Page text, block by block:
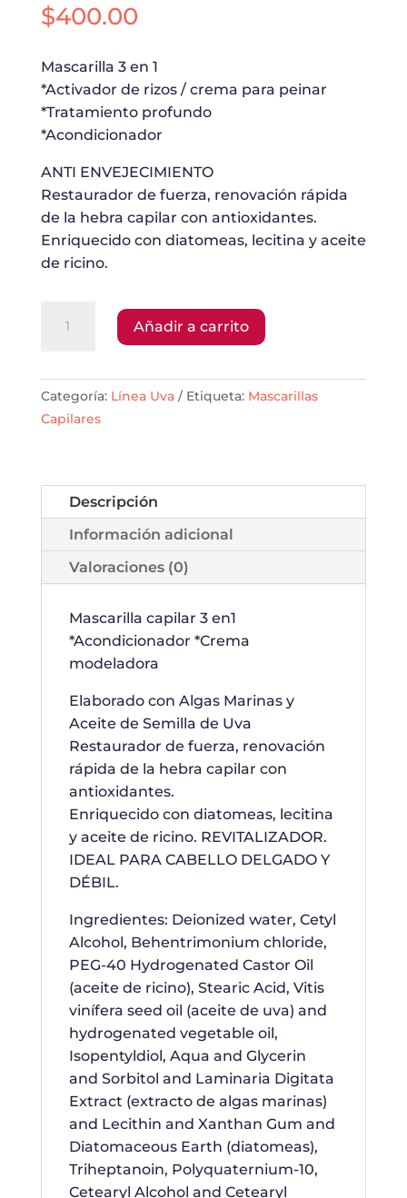
$400.00
Mascarilla 3 en 1
*Activador de rizos / crema para peinar
*Tratamiento profundo
*Acondicionador
ANTI ENVEJECIMIENTO
Restaurador de fuerza, renovación rápida
de la hebra capilar con antioxidantes.
Enriquecido con diatomeas, lecitina y aceite
de ricino.
Hidratante
cantidad
Añadir a carrito
Categoría: Línea Uva Etiqueta: Mascarillas
Capilares
Descripción
Información adicional
Valoraciones (0)
Mascarilla capilar 3 en1
*Acondicionador *Crema
modeladora
Elaborado con Algas Marinas y
Aceite de Semilla de Uva
Restaurador de fuerza, renovación
rápida de la hebra capilar con
antioxidantes.
Enriquecido con diatomeas, lecitina
y aceite de ricino. REVITALIZADOR.
IDEAL PARA CABELLO DELGADO Y
DÉBIL.
Ingredientes: Deionized water, Cetyl
Alcohol, Behentrimonium chloride,
PEG-40 Hydrogenated Castor Oil
(aceite de ricino), Stearic Acid, Vitis
vinífera seed oil (aceite de uva) and
hydrogenated vegetable oil,
Isopentyldiol, Aqua and Glycerin
and Sorbitol and Laminaria Digitata
Extract (extracto de algas marinas)
and Lecithin and Xanthan Gum and
Diatomaceous Earth (diatomeas),
Triheptanoin, Polyquaternium-10,
Cetearyl Alcohol and Cetearyl